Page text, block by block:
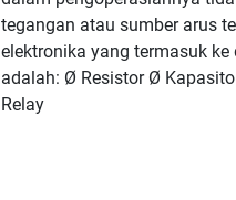
tegangan atau sumber arus
elektronika yang termasuk
adalah: Ø Resistor Ø
Relay